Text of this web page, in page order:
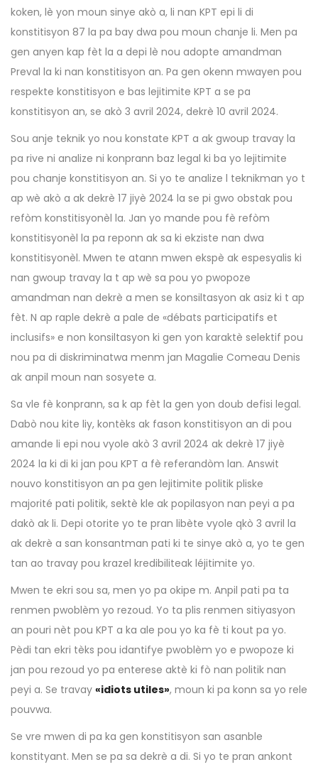
koken, lè yon moun sinye akò a, li nan KPT epi li di
konstitisyon 87 la pa bay dwa pou moun chanje li. Men pa
gen anyen kap fèt la a depi lè nou adopte amandman
Preval la ki nan konstitisyon an. Pa gen okenn mwayen pou
respekte konstitisyon e bas lejitimite KPT a se pa
konstitisyon an, se akò 3 avril 2024, dekrè 10 avril 2024.
Sou anje teknik yo nou konstate KPT a ak gwoup travay la
pa rive ni analize ni konprann baz legal ki ba yo lejitimite
pou chanje konstitisyon an. Si yo te analize l teknikman yo t
ap wè akò a ak dekrè 17 jiyè 2024 la se pi gwo obstak pou
refòm konstitisyonèl la. Jan yo mande pou fè refòm
konstitisyonèl la pa reponn ak sa ki ekziste nan dwa
konstitisyonèl. Mwen te atann mwen ekspè ak espesyalis ki
nan gwoup travay la t ap wè sa pou yo pwopoze
amandman nan dekrè a men se konsiltasyon ak asiz ki t ap
fèt. N ap raple dekrè a pale de «débats participatifs et
inclusifs» e non konsiltasyon ki gen yon karaktè selektif pou
nou pa di diskriminatwa menm jan Magalie Comeau Denis
ak anpil moun nan sosyete a.
Sa vle fè konprann, sa k ap fèt la gen yon doub defisi legal.
Dabò nou kite liy, kontèks ak fason konstitisyon an di pou
amande li epi nou vyole akò 3 avril 2024 ak dekrè 17 jiyè
2024 la ki di ki jan pou KPT a fè referandòm lan. Answit
nouvo konstitisyon an pa gen lejitimite politik pliske
majorité pati politik, sektè kle ak popilasyon nan peyi a pa
dakò ak li. Depi otorite yo te pran libète vyole qkò 3 avril la
ak dekrè a san konsantman pati ki te sinye akò a, yo te gen
tan ao travay pou krazel kredibiliteak léjitimite yo.
Mwen te ekri sou sa, men yo pa okipe m. Anpil pati pa ta
renmen pwoblèm yo rezoud. Yo ta plis renmen sitiyasyon
an pouri nèt pou KPT a ka ale pou yo ka fè ti kout pa yo.
Pèdi tan ekri tèks pou idantifye pwoblèm yo e pwopoze ki
jan pou rezoud yo pa enterese aktè ki fò nan politik nan
peyi a. Se travay «idiots utiles», moun ki pa konn sa yo rele
pouvwa.
Se vre mwen di pa ka gen konstitisyon san asanble
konstityant. Men se pa sa dekrè a di. Si yo te pran ankont